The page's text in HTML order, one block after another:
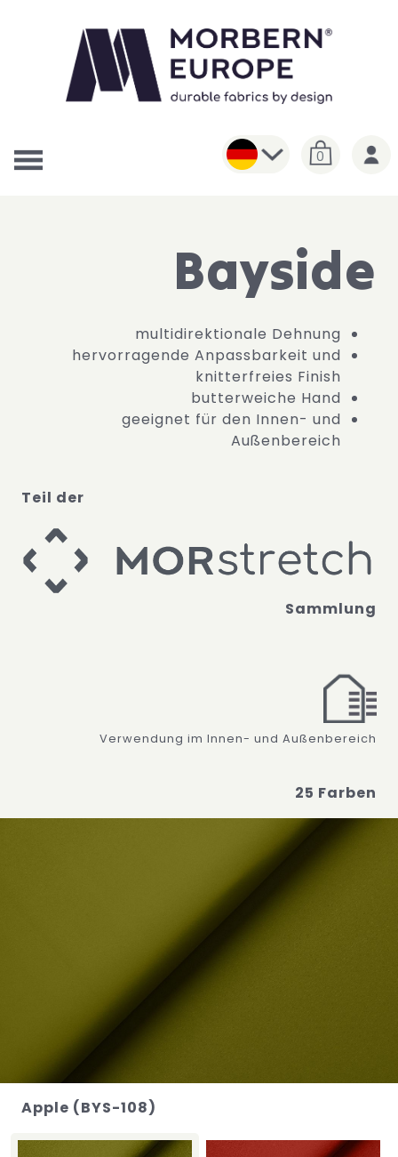
0
Bayside
multidirektionale Dehnung
hervorragende Anpassbarkeit und
knitterfreies Finish
butterweiche Hand
geeignet für den Innen- und
Außenbereich
Teil der
Sammlung
Verwendung im Innen- und Außenbereich
25 Farben
Apple (BYS-108)